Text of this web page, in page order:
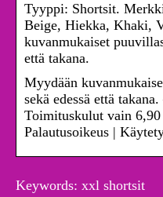
Tyyppi: Shortsit.
Beige, Hiekka, Khaki,
kuvanmukaiset
että takana.
Myydään
sekä edessä että
Toimituskulut vain
Palautusoikeus |
Keywords: xxl shortsit